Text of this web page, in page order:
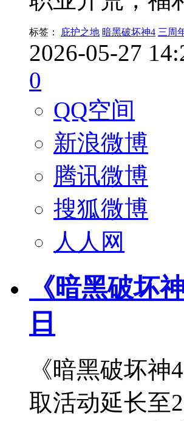
标签： 庇护之地 暗黑破坏神4 三周
2026-05-27
0
QQ空间
新浪微博
腾讯微博
搜狐微博
人人网
《暗黑破坏
日
《暗黑破坏
取活动延长至